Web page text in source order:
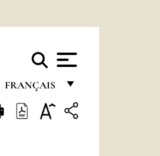
FRANÇAIS
FRANÇAIS